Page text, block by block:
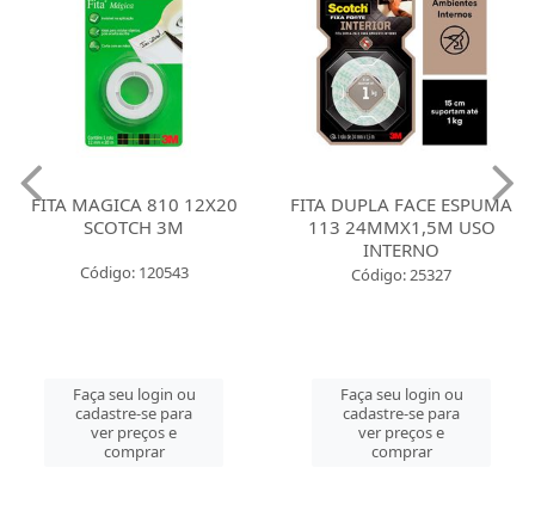
FITA MAGICA 810 12X20
SCOTCH 3M
Código: 120543
Faça seu login ou
cadastre-se para
ver preços e
comprar
FITA DUPLA FACE ESPUMA
113 24MMX1,5M USO
INTERNO
Código: 25327
Faça seu login ou
cadastre-se para
ver preços e
comprar